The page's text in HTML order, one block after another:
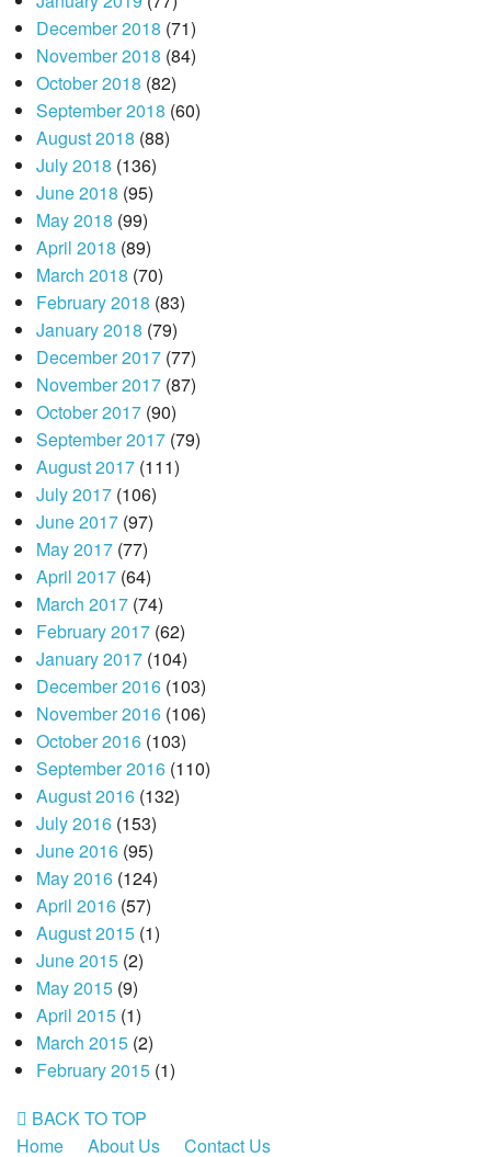
December 2018 (71)
November 2018 (84)
October 2018 (82)
September 2018 (60)
August 2018 (88)
July 2018 (136)
June 2018 (95)
May 2018 (99)
April 2018 (89)
March 2018 (70)
February 2018 (83)
January 2018 (79)
December 2017(77)
November 2017(87)
October 2017(90)
September 2017(79)
August 2017(111)
July 2017(106)
June 2017(97)
May 2017(77)
April 2017(64)
March 2017(74)
February 2017(62)
January 2017(104)
December 2016(103)
November 2016(106)
October 2016(103)
September 2016(110)
August 2016(132)
July 2016(153)
June 2016(95)
May 2016(124)
April 2016(57)
August 2015(1)
June 2015(2)
May 2015(9)
April 2015(1)
March 2015(2)
February 2015(1)
BACK TO TOP
Home
About Us Contact Us